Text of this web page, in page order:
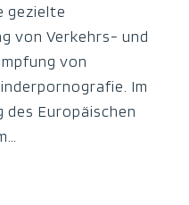
gezielte
von Verkehrs- und
von
Im
des Europäischen